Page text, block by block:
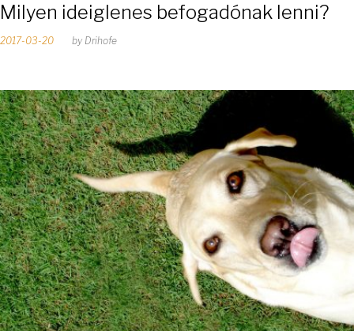
Milyen ideiglenes befogadónak lenni?
2017-03-20 by Drihofe